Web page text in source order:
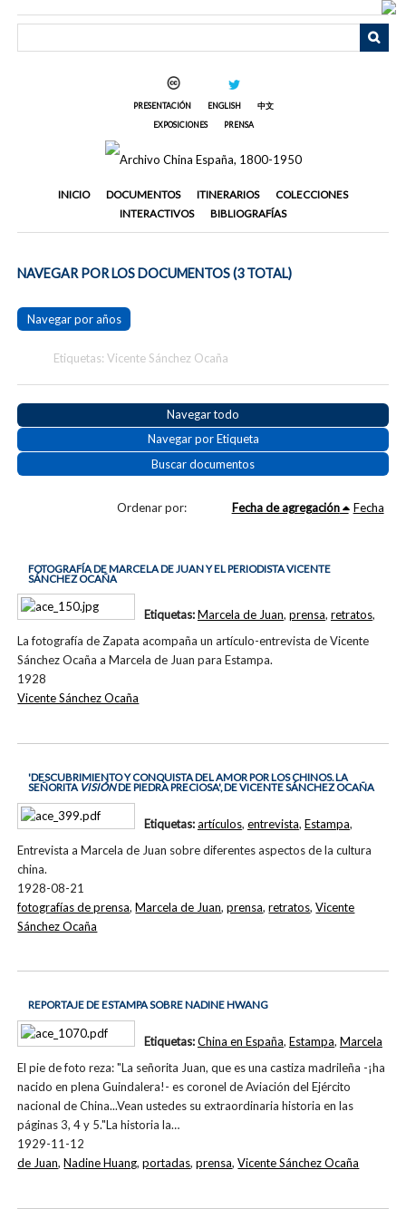
PRESENTACIÓN ENGLISH
中文
EXPOSICIONES
PRENSA
INICIO DOCUMENTOS ITINERARIOS
COLECCIONES
INTERACTIVOS
BIBLIOGRAFÍAS
NAVEGAR POR LOS DOCUMENTOS (3 TOTAL)
Navegar por años
Etiquetas: Vicente Sánchez Ocaña
Navegar todo
Navegar por Etiqueta
Buscar documentos
Ordenar por: Fecha de agregación Fecha
FOTOGRAFÍA DE MARCELA DE JUAN Y EL PERIODISTA VICENTE
SÁNCHEZ OCAÑA
La fotografía de Zapata acompaña un artículo-entrevista de Vicente
Sánchez Ocaña a Marcela de Juan para Estampa.
1928
Etiquetas:Marcela de Juan, prensa, retratos,
Vicente Sánchez Ocaña
'DESCUBRIMIENTO Y CONQUISTA DEL AMOR POR LOS CHINOS. LA
SEÑORITA VISIÓNDE PIEDRA PRECIOSA', DE VICENTE SÁNCHEZ OCAÑA
Entrevista a Marcela de Juan sobre diferentes aspectos de la cultura
china.
1928-08-21
Etiquetas:artículos, entrevista, Estampa,
fotografías de prensa,Marcela de Juan,prensa,retratos,Vicente
Sánchez Ocaña
REPORTAJE DE ESTAMPA SOBRE NADINE HWANG
El pie de foto reza: "La señorita Juan, que es una castiza madrileña -¡ha
nacido en plena Guindalera!- es coronel de Aviación del Ejército
nacional de China...Vean ustedes su extraordinaria historia en las
páginas 3, 4 y 5."La historia la…
1929-11-12
Etiquetas:China en España, Estampa, Marcela
de Juan,Nadine Huang,portadas,prensa,Vicente Sánchez Ocaña